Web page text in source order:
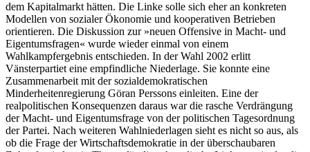
dem Kapitalmarkt hätten. Die Linke solle sich eher an konkreten
Modellen von sozialer Ökonomie und kooperativen Betrieben
orientieren. Die Diskussion zur »neuen Offensive in Macht- und
Eigentumsfragen« wurde wieder einmal von einem
Wahlkampfergebnis entschieden. In der Wahl 2002 erlitt
Vänsterpartiet eine empfindliche Niederlage. Sie konnte eine
Zusammenarbeit mit der sozialdemokratischen
Minderheitenregierung Göran Perssons einleiten. Eine der
realpolitischen Konsequenzen daraus war die rasche Verdrängung
der Macht- und Eigentumsfrage von der politischen Tagesordnung
der Partei. Nach weiteren Wahlniederlagen sieht es nicht so aus, als
ob die Frage der Wirtschaftsdemokratie in der überschaubaren